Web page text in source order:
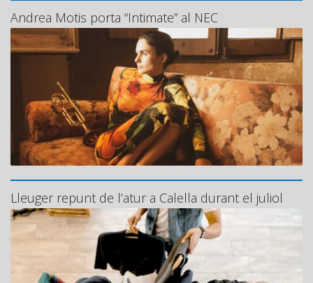
Andrea Motis porta “Intimate” al NEC
Lleuger repunt de l’atur a Calella durant el juliol